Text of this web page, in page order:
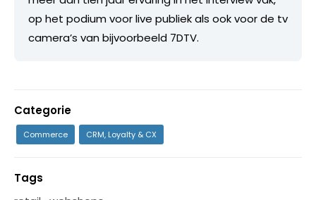
op het podium voor live publiek als ook voor de tv
camera’s van bijvoorbeeld 7DTV.
Categorie
Commerce CRM, Loyalty & CX
Tags